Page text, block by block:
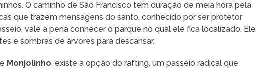
O caminho de São Francisco tem duração de meia hora pela
que trazem mensagens do santo, conhecido por ser protetor
vale a pena conhecer o parque no qual ele fica localizado. Ele
e sombras de árvores para descansar.
Monjolinho, existe a opção do rafting, um passeio radical que